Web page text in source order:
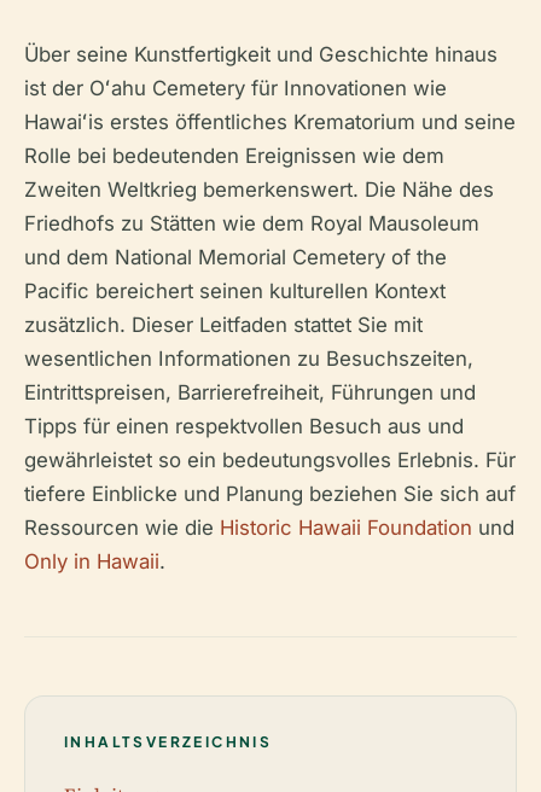
Über seine Kunstfertigkeit und Geschichte hinaus
ist der Oʻahu Cemetery für Innovationen wie
Hawaiʻis erstes öffentliches Krematorium und seine
Rolle bei bedeutenden Ereignissen wie dem
Zweiten Weltkrieg bemerkenswert. Die Nähe des
Friedhofs zu Stätten wie dem Royal Mausoleum
und dem National Memorial Cemetery of the
Pacific bereichert seinen kulturellen Kontext
zusätzlich. Dieser Leitfaden stattet Sie mit
wesentlichen Informationen zu Besuchszeiten,
Eintrittspreisen, Barrierefreiheit, Führungen und
Tipps für einen respektvollen Besuch aus und
gewährleistet so ein bedeutungsvolles Erlebnis. Für
tiefere Einblicke und Planung beziehen Sie sich auf
Ressourcen wie die Historic Hawaii Foundation und
Only in Hawaii.
INHALTSVERZEICHNIS